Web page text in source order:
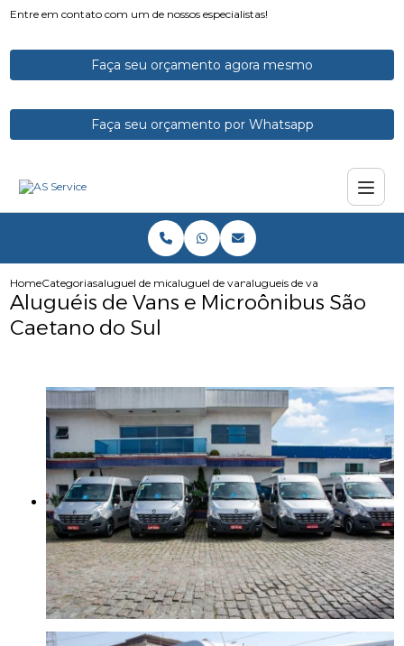
Entre em contato com um de nossos especialistas!
Faça seu orçamento agora mesmo
Faça seu orçamento por Whatsapp
HomeCategoriasaluguel de micro onibusaluguel de vans e microonibus
alugueis de vans e
Aluguéis de Vans e Microônibus São
Caetano do Sul